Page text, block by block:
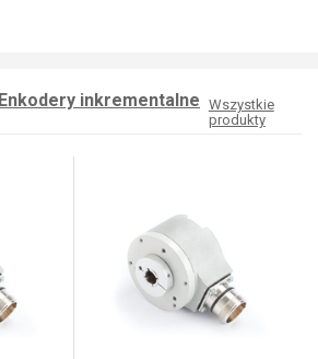
Enkodery inkrementalne Wszystkie
produkty